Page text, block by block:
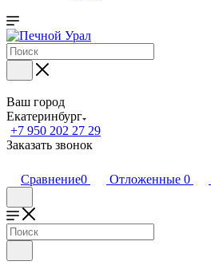
Ваш город
Екатеринбург
+7 950 202 27 29
Заказать звонок
Сравнение0 Отложенные 0